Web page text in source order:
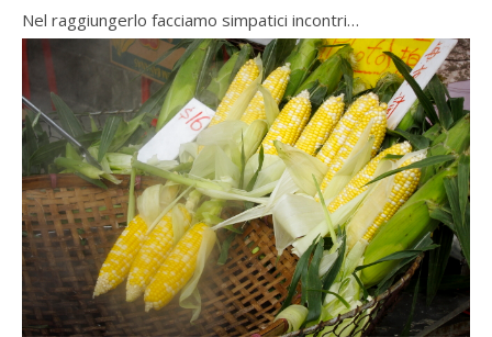
Nel raggiungerlo facciamo simpatici incontri…